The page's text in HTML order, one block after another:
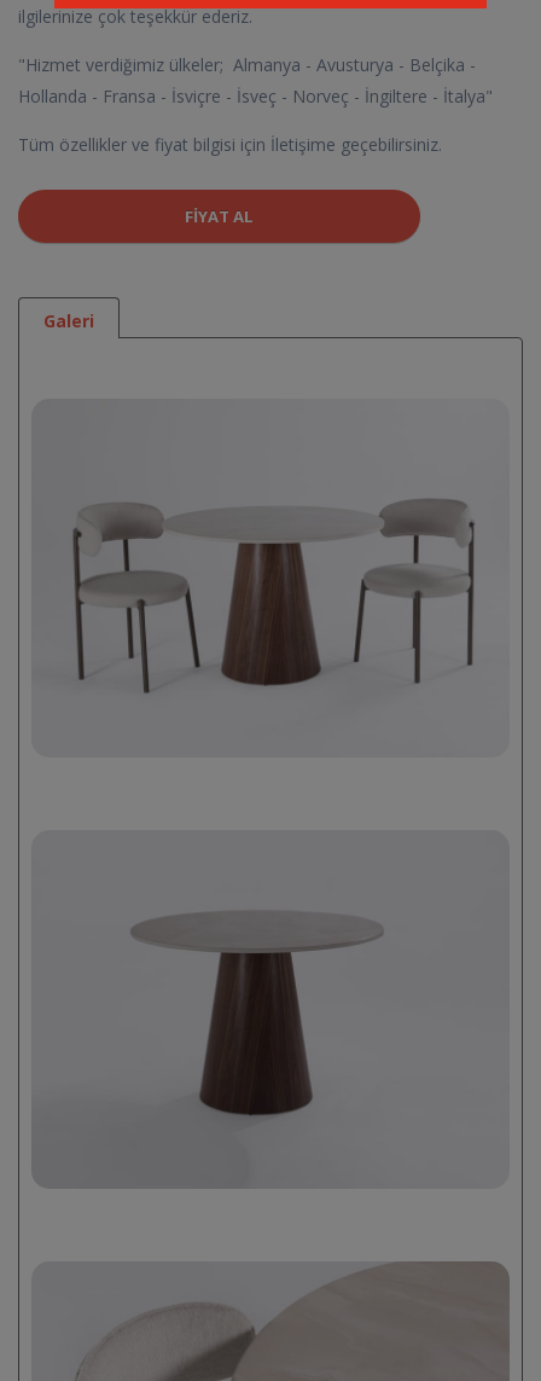
ilgilerinize çok teşekkür ederiz.
"Hizmet verdiğimiz ülkeler; Almanya - Avusturya - Belçika -
Hollanda - Fransa - İsviçre - İsveç - Norveç - İngiltere - İtalya"
Tüm özellikler ve fiyat bilgisi için İletişime geçebilirsiniz.
FIYAT AL
Galeri